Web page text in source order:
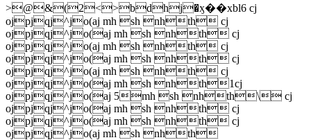
>@&(2<>bdhj�ӽ��xbl6 cj
ojpjqj^jo(aj mh sh nhth cj
ojpjqj^jo(aj mh sh nhth cj
ojpjqj^jo(aj mh sh nhth cj
ojpjqj^jo(aj mh sh nhth cj
ojpjqj^jo(aj mh sh nhth cj
ojpjqj^jo(aj mh sh nhth1cj
ojpjqj^jo(aj 5mh sh nhth\ cj
ojpjqj^jo(aj mh sh nhth cj
ojpjqj^jo(aj mh sh nhth cj
ojpjqj^jo(aj mh sh nhth